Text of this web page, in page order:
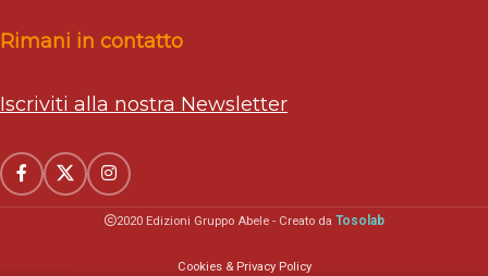
Rimani in contatto
Iscriviti alla nostra Newsletter
2020 Edizioni Gruppo Abele - Creato da Tosolab
Cookies & Privacy Policy